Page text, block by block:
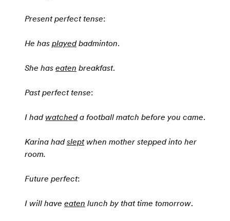
Present perfect tense:
He hasplayedbadminton.
She haseaten breakfast.
Past perfect tense:
I hadwatcheda football match before you came.
Karina hadsleptwhen mother stepped into her
room.
Future perfect:
I will have eaten lunch by that time tomorrow.